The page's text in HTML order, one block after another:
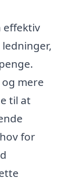
effektiv
mere
til at
for